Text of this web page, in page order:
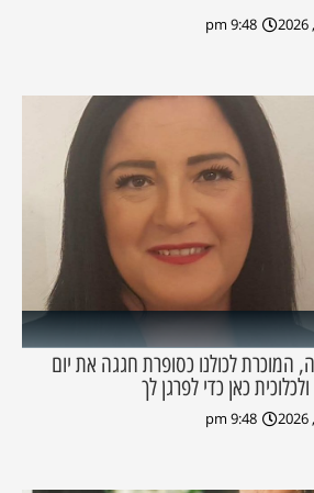
9:48 pm
המוכרת לכולנו כסופרת חגגה את יום
כאן כדי לפרגן לך
9:48 pm